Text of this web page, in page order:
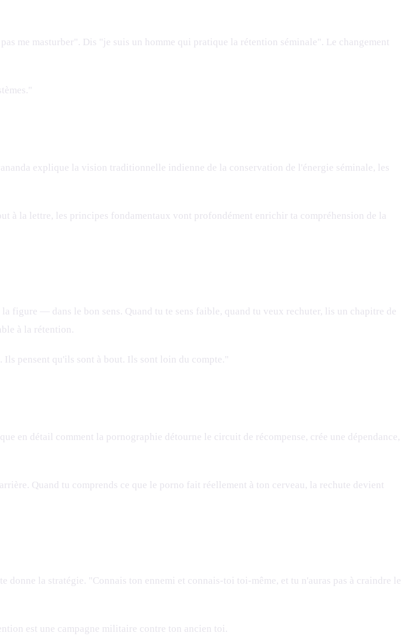
me masturber". Dis "je suis un homme qui pratique la rétention séminale". Le changement
explique la vision traditionnelle indienne de la conservation de l'énergie séminale, les
à la lettre, les principes fondamentaux vont profondément enrichir ta compréhension de la
figure — dans le bon sens. Quand tu te sens faible, quand tu veux rechuter, lis un chapitre de
à la rétention.
pensent qu'ils sont à bout. Ils sont loin du compte."
en détail comment la pornographie détourne le circuit de récompense, crée une dépendance,
Quand tu comprends ce que le porno fait réellement à ton cerveau, la rechute devient
la stratégie. "Connais ton ennemi et connais-toi toi-même, et tu n'auras pas à craindre le
est une campagne militaire contre ton ancien toi.